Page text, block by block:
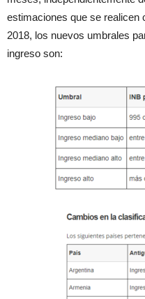
estimaciones que se realicen
2018, los nuevos umbrales
ingreso son: